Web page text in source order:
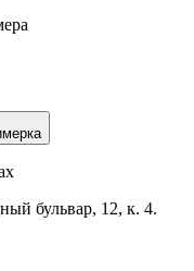
бульвар, 12, к. 4.